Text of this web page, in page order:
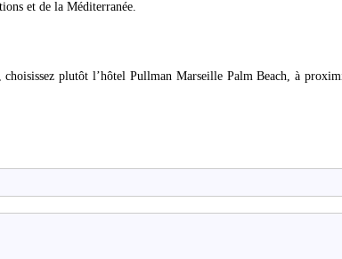
et de la Méditerranée.
plutôt l’hôtel Pullman Marseille Palm Beach, à